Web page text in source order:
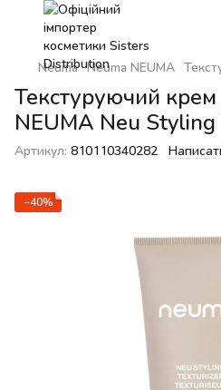
Neuma Neuma NEUMA
Текстуруючий крем
NEUMA Neu
Артикул: 810110340282
−40%